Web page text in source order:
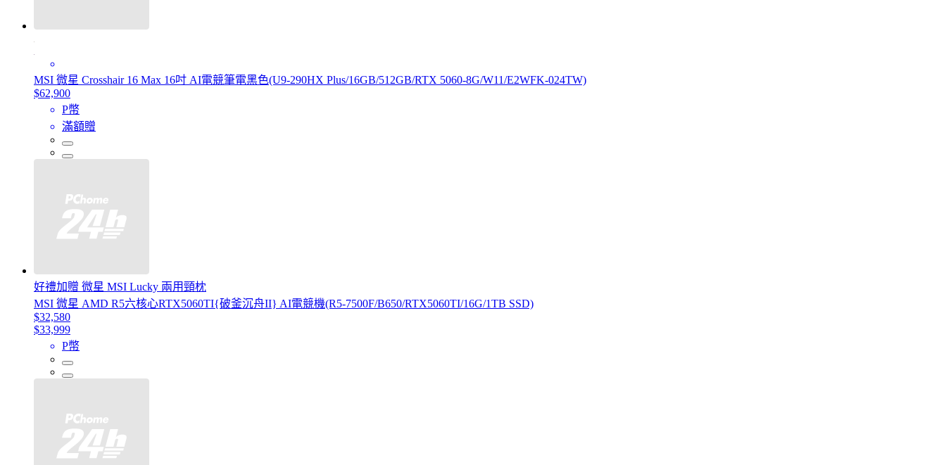
MSI 微星 Crosshair 16 Max 16吋 AI電競筆電黑色(U9-290HX Plus/16GB/512GB/RTX 5060-8G/W11/E2WFK-024TW)
$62,900
P幣
滿額贈
好禮加贈 微星 MSI Lucky 兩用頸枕
MSI 微星 AMD R5六核心RTX5060TI{破釜沉舟II} AI電競機(R5-7500F/B650/RTX5060TI/16G/1TB SSD)
$32,580
$33,999
P幣